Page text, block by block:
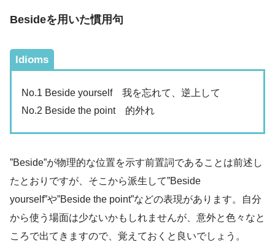
Besideを用いた慣用句
Idioms
No.1 Beside yourself 我を忘れて、逆上して
No.2 Beside the point 的外れ
”Beside”が物理的な位置を示す前置詞であることは前述し
たとおりですが、そこから派生して”Beside
yourself”や”Beside the point”などの表現があります。自分
から使う場面は少ないかもしれませんが、意外と色々なと
ころで出てきますので、覚えておくと良いでしょう。